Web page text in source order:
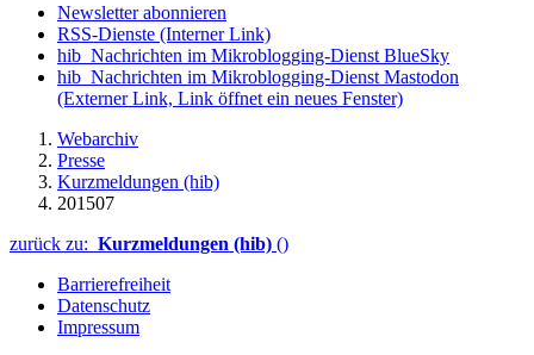
Newsletter abonnieren
RSS-Dienste (Interner Link)
hib_Nachrichten im Mikroblogging-Dienst BlueSky
hib_Nachrichten im Mikroblogging-Dienst Mastodon
(Externer Link, Link öffnet ein neues Fenster)
Webarchiv
Presse
Kurzmeldungen (hib)
201507
zurück zu: Kurzmeldungen (hib) ()
Barrierefreiheit
Datenschutz
Impressum